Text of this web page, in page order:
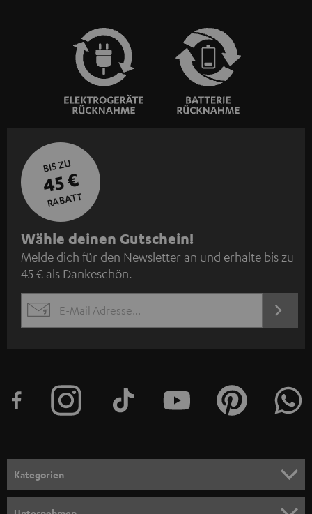
BIS ZU
45 €
RABATT
N
e
w
s
l
e
n
m
Wähle deinen Gutschein!
Melde dich für den Newsletter an und erhalte bis zu
45 € als Dankeschön.
EMAIL
JETZT
Kategorien